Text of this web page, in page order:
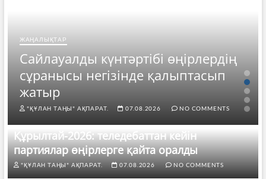
ЖАҢАЛЫҚТАР
Сайлауалды күнтәртібі өңірлердің
сұранысы негізінде қалыптасып
жатыр
"ҚҰЛАН ТАҢЫ" АҚПАРАТ. 07.08.2026 NO COMMENTS
Құрылтай-2026: теледебаттан кейін
партиялар өңірлерге қайта оралды
"ҚҰЛАН ТАҢЫ" АҚПАРАТ. 07.08.2026 NO COMMENTS